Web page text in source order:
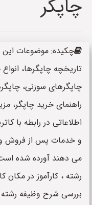
چاپگر
چکیده: موضوعات این
تاریخچه چاپگرها،
چاپگرهای سوزنی،
راهنمای خرید چاپگر،
اطلاعاتی در رابطه با
و خدمات پس از فروش و
می دهند آورده شده
رشته ، کارآموز در مکان
بررسی شرح وظیفه رشته